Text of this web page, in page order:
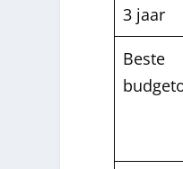
3 jaar
Beste